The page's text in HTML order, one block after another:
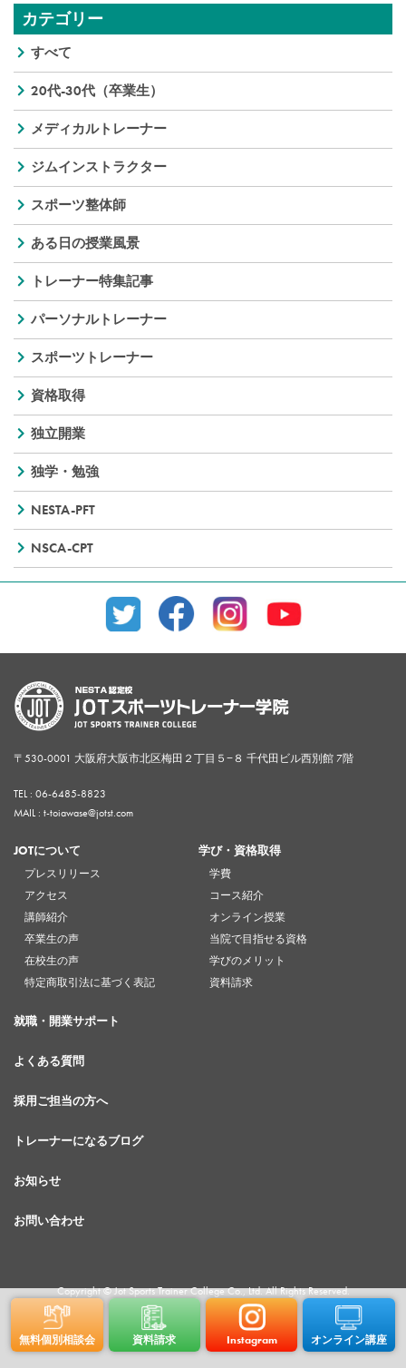
無料個別相談会 資料請求 Instagram オンライン講座
カテゴリー
すべて
20代-30代（卒業生）
メディカルトレーナー
ジムインストラクター
スポーツ整体師
ある日の授業風景
トレーナー特集記事
パーソナルトレーナー
スポーツトレーナー
資格取得
独立開業
独学・勉強
NESTA-PFT
NSCA-CPT
〒530-0001 大阪府大阪市北区梅田２丁目５−８ 千代田ビル西別館 7階
TEL : 06-6485-8823
MAIL : t-toiawase@jotst.com
JOTについて
プレスリリース
アクセス
講師紹介
卒業生の声
在校生の声
特定商取引法に基づく表記
学び・資格取得
学費
コース紹介
オンライン授業
当院で目指せる資格
学びのメリット
資料請求
就職・開業サポート
よくある質問
採用ご担当の方へ
トレーナーになるブログ
お知らせ
お問い合わせ
Copyright © Jot Sports Trainer College Co., Ltd. All Rights Reserved.